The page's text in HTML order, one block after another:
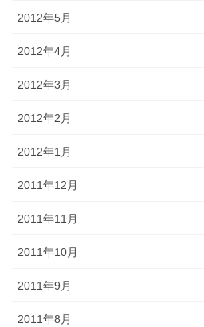
2012年5月
2012年4月
2012年3月
2012年2月
2012年1月
2011年12月
2011年11月
2011年10月
2011年9月
2011年8月